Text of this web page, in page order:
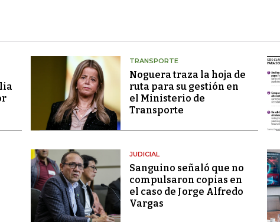
TRANSPORTE
Noguera traza la hoja de
ruta para su gestión en
el Ministerio de
Transporte
JUDICIAL
Sanguino señaló que no
compulsaron copias en
el caso de Jorge Alfredo
Vargas